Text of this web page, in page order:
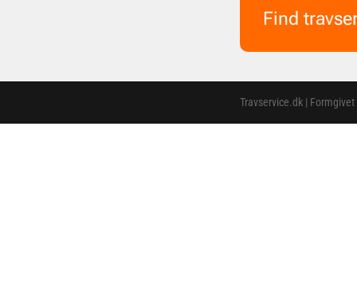
Find
Travservice.dk |